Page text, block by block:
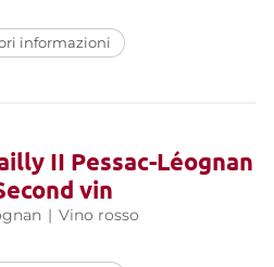
informazioni
II Pessac-Léognan
vin
| Vino rosso